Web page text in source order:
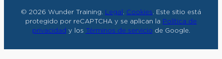
© 2026 Wunder Training. Legal . Cookies. Este sitio está
protegido por reCAPTCHA y se aplican la Política de
privacidad y los Términos de servicio de Google.